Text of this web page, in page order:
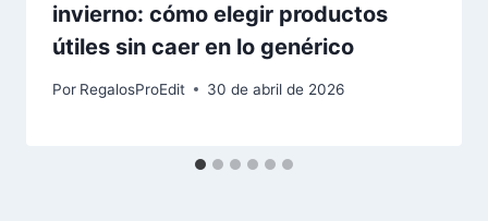
invierno: cómo elegir productos
útiles sin caer en lo genérico
Por RegalosProEdit 30 de abril de 2026